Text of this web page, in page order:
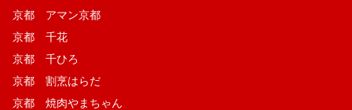
京都 アマン京都
京都 千花
京都 千ひろ
京都 割烹はらだ
京都 焼肉やまちゃん